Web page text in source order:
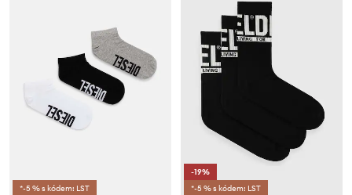
*-5 % s kódem: LST
-19%
*-5 % s kódem: LST